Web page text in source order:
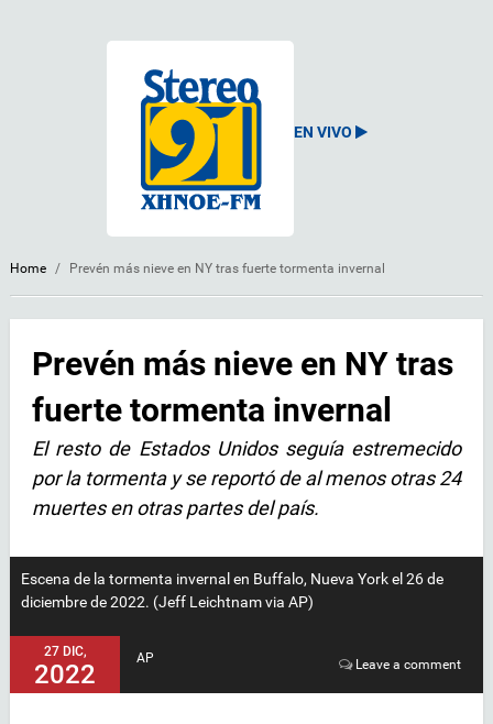
EN VIVO
Home / Prevén más nieve en NY tras fuerte tormenta invernal
Prevén más nieve en NY tras
fuerte tormenta invernal
El resto de Estados Unidos seguía estremecido
por la tormenta y se reportó de al menos otras 24
muertes en otras partes del país.
Escena de la tormenta invernal en Buffalo, Nueva York el 26 de
diciembre de 2022. (Jeff Leichtnam via AP)
27 DIC,
2022
AP Leave a comment